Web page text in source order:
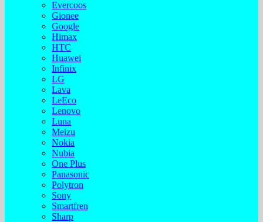
Evercoos
Gionee
Google
Himax
HTC
Huawei
Infinix
LG
Lava
LeEco
Lenovo
Luna
Meizu
Nokia
Nubia
One Plus
Panasonic
Polytron
Sony
Smartfren
Sharp